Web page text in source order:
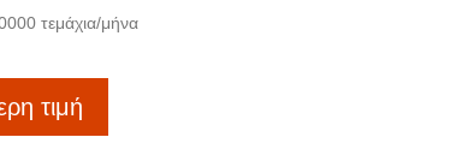
τεμάχια/μήνα
τιμή